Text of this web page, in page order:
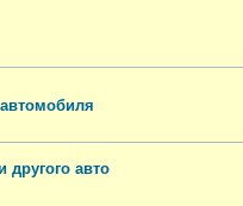
другого авто